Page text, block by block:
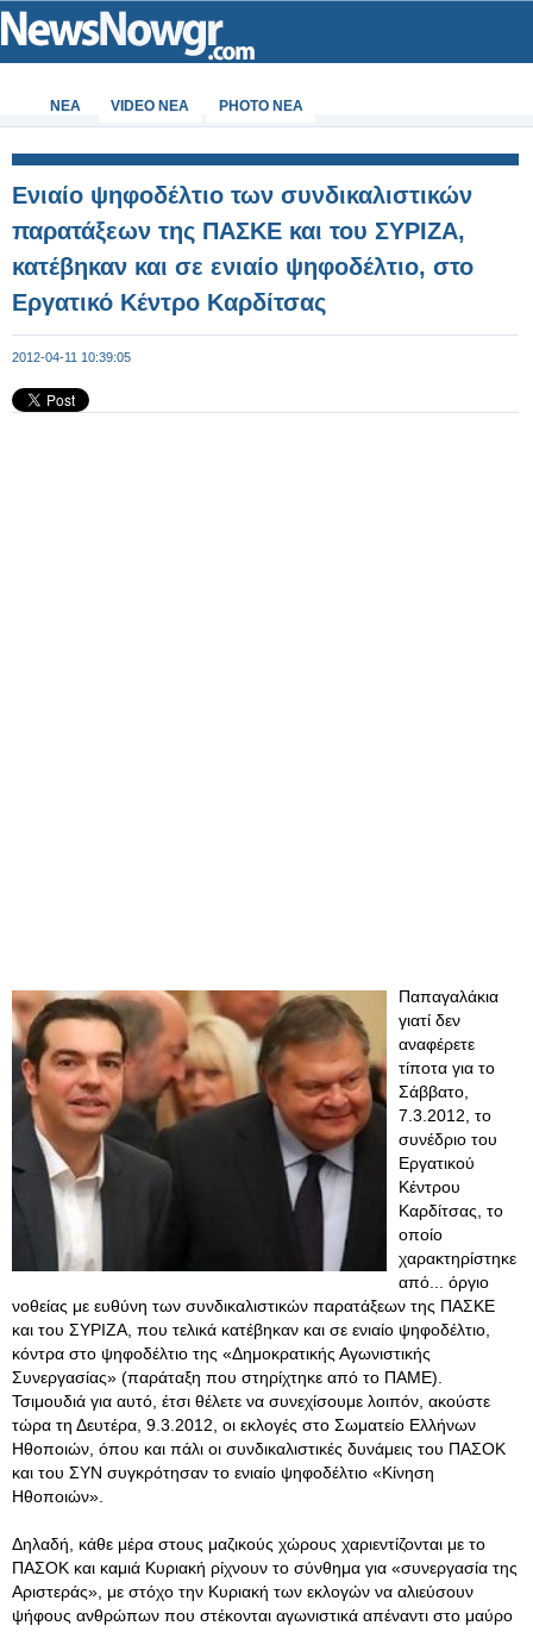
ΝΕΑ VIDEO NEA PHOTO NEA
Ενιαίο ψηφοδέλτιο των συνδικαλιστικών
παρατάξεων της ΠΑΣΚΕ και του ΣΥΡΙΖΑ,
κατέβηκαν και σε ενιαίο ψηφοδέλτιο, στο
Εργατικό Κέντρο Καρδίτσας
2012-04-11 10:39:05
Παπαγαλάκια
γιατί δεν
αναφέρετε
τίποτα για το
Σάββατο,
7.3.2012, το
συνέδριο του
Εργατικού
Κέντρου
Καρδίτσας, το
οποίο
χαρακτηρίστηκε
από... όργιο
νοθείας με ευθύνη των συνδικαλιστικών παρατάξεων της ΠΑΣΚΕ
και του ΣΥΡΙΖΑ, που τελικά κατέβηκαν και σε ενιαίο ψηφοδέλτιο,
κόντρα στο ψηφοδέλτιο της «Δημοκρατικής Αγωνιστικής
Συνεργασίας» (παράταξη που στηρίχτηκε από το ΠΑΜΕ).
Τσιμουδιά για αυτό, έτσι θέλετε να συνεχίσουμε λοιπόν, ακούστε
τώρα τη Δευτέρα, 9.3.2012, οι εκλογές στο Σωματείο Ελλήνων
Ηθοποιών, όπου και πάλι οι συνδικαλιστικές δυνάμεις του ΠΑΣΟΚ
και του ΣΥΝ συγκρότησαν το ενιαίο ψηφοδέλτιο «Κίνηση
Ηθοποιών».
Δηλαδή, κάθε μέρα στους μαζικούς χώρους χαριεντίζονται με το
ΠΑΣΟΚ και καμιά Κυριακή ρίχνουν το σύνθημα για «συνεργασία της
Αριστεράς», με στόχο την Κυριακή των εκλογών να αλιεύσουν
ψήφους ανθρώπων που στέκονται αγωνιστικά απέναντι στο μαύρο